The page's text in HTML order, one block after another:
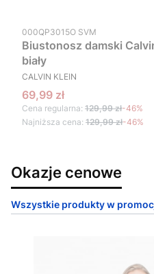
Kod produktu
000QP3015O SVM
Biustonosz damski
biały
PRODUCENT
CALVIN KLEIN
Cena promocyjna
69,99 zł
Cena regularna: 129,99 zł-46%
Najniższa cena: 129,99 zł-46%
Okazje cenowe
Wszystkie produkty w